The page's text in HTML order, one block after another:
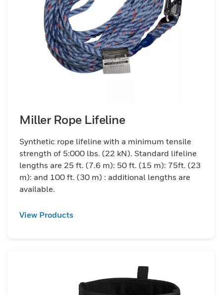
Miller Rope Lifeline
Synthetic rope lifeline with a minimum tensile
strength of 5:000 lbs. (22 kN). Standard lifeline
lengths are 25 ft. (7.6 m): 50 ft. (15 m): 75ft. (23
m): and 100 ft. (30 m) : additional lengths are
available.
View Products